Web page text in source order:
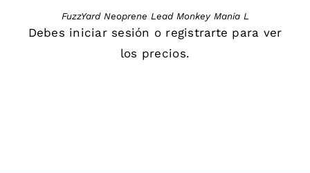
FuzzYard Neoprene Lead Monkey Mania L
Debes iniciar sesión o registrarte para ver
los precios.